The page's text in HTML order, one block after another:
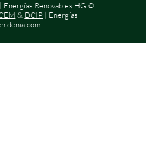
| Energías Renovables HG ©
& DCIP | Energías
denia.com